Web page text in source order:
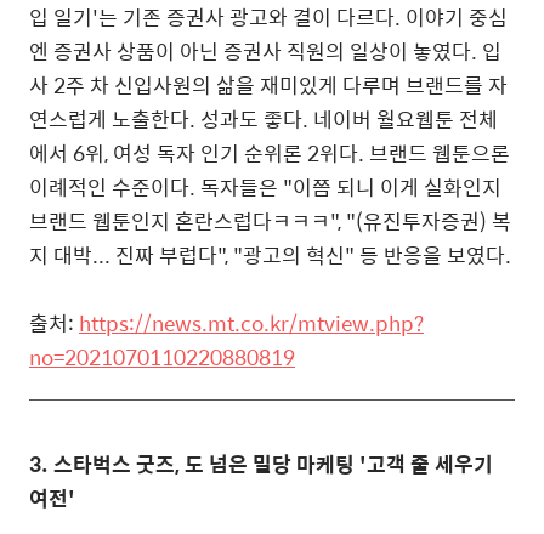
입 일기'는 기존 증권사 광고와 결이 다르다. 이야기 중심
엔 증권사 상품이 아닌 증권사 직원의 일상이 놓였다. 입
사 2주 차 신입사원의 삶을 재미있게 다루며 브랜드를 자
연스럽게 노출한다. 성과도 좋다. 네이버 월요웹툰 전체
에서 6위, 여성 독자 인기 순위론 2위다. 브랜드 웹툰으론
이례적인 수준이다. 독자들은 "이쯤 되니 이게 실화인지
브랜드 웹툰인지 혼란스럽다ㅋㅋㅋ", "(유진투자증권) 복
지 대박... 진짜 부럽다", "광고의 혁신" 등 반응을 보였다.
출처: https://news.mt.co.kr/mtview.php?
no=2021070110220880819
3.스타벅스 굿즈, 도 넘은 밀당 마케팅 '고객 줄 세우기
여전'